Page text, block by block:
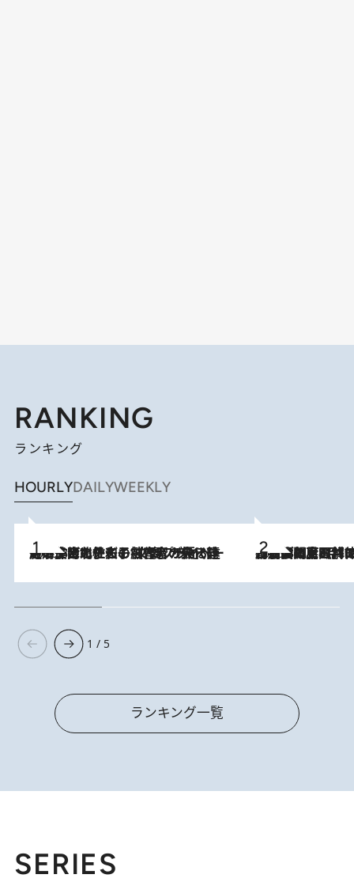
RANKING
ランキング
HOURLYDAILYWEEKLY
2026.8.3
《「文士の子ども被害者の会」発足！》阿川佐和子（72）が語る遠藤周作に北杜夫、劇作家・矢代静一の子どもたちの“文豪プライベート事件簿” 2026.8.8
「最後に見られてよかった」上野動物園の東園パンダ舎が解体前に特別公開。8月16日まで延長されたパネル展と共に辿る“半世紀”のパンダ飼育《解体工事の図面あり》
1 / 5
ランキング一覧
SERIES